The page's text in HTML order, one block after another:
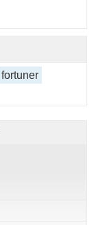
fortuner